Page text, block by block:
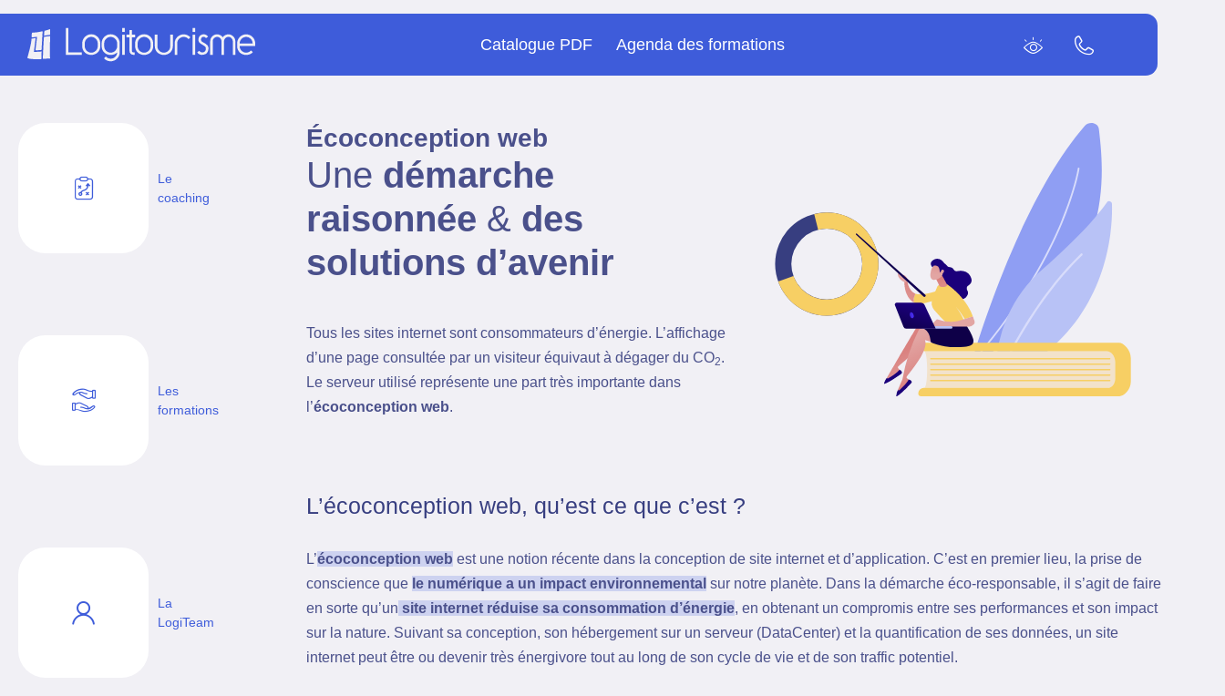
Catalogue PDF Agenda des formations
Le
coaching
Les
formations
La
LogiTeam
Écoconception web
Une démarche
raisonnée & des
solutions d’avenir
Tous les sites internet sont consommateurs d’énergie. L’affichage
d’une page consultée par un visiteur équivaut à dégager du CO2.
Le serveur utilisé représente une part très importante dans
l’écoconception web.
L’écoconception web, qu’est ce que c’est ?
L’écoconception web est une notion récente dans la conception de site internet et d’application. C’est en premier lieu, la prise de
conscience que le numérique a un impact environnemental sur notre planète. Dans la démarche éco-responsable, il s’agit de faire
en sorte qu’un site internet réduise sa consommation d’énergie, en obtenant un compromis entre ses performances et son impact
sur la nature. Suivant sa conception, son hébergement sur un serveur (DataCenter) et la quantification de ses données, un site
internet peut être ou devenir très énergivore tout au long de son cycle de vie et de son traffic potentiel.